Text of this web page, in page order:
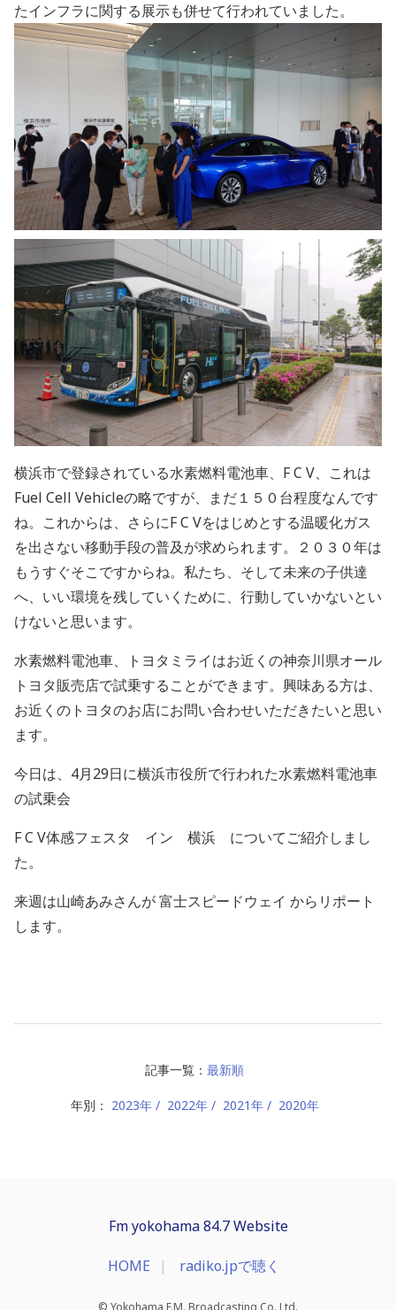
たインフラに関する展示も併せて行われていました。
横浜市で登録されている水素燃料電池車、F C V、これは
Fuel Cell Vehicleの略ですが、まだ１５０台程度なんです
ね。これからは、さらにF C Vをはじめとする温暖化ガス
を出さない移動手段の普及が求められます。２０３０年は
もうすぐそこですからね。私たち、そして未来の子供達
へ、いい環境を残していくために、行動していかないとい
けないと思います。
水素燃料電池車、トヨタミライはお近くの神奈川県オール
トヨタ販売店で試乗することができます。興味ある方は、
お近くのトヨタのお店にお問い合わせいただきたいと思い
ます。
今日は、4月29日に横浜市役所で行われた水素燃料電池車
の試乗会
F C V体感フェスタ イン 横浜 についてご紹介しまし
た。
来週は山崎あみさんが富士スピードウェイ からリポート
します。
記事一覧： 最新順
年別： 2023年 2022年 2021年 2020年
Fm yokohama 84.7 Website
HOME radiko.jpで聴く
© Yokohama F.M. Broadcasting Co.,Ltd.